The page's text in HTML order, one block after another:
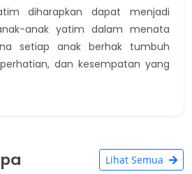
diharapkan dapat menjadi
anak yatim dalam menata
setiap anak berhak tumbuh
dan kesempatan yang
Lihat Semua